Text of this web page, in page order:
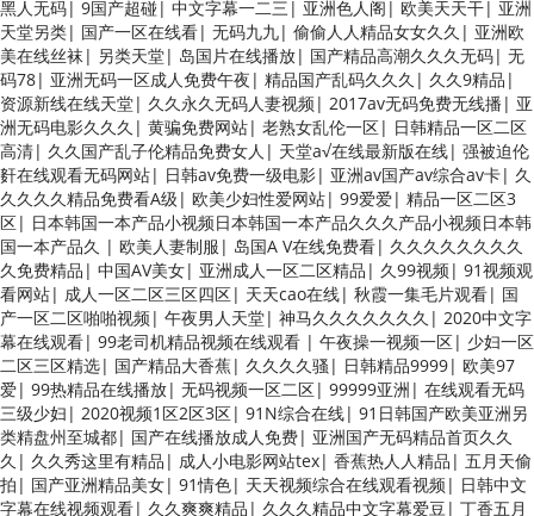
新 亚洲一级欧美 大香蕉天天更新视频 国产性生活视频免费看 三级片AA
久久久久免费看 国产传媒精品视频91 一级黄片精品在线精彩视频 香蕉黄
色片网站 国产精品草逼 欧美成人黄色的毛片 免费看国庆黄片 亚洲韩日
一区91 91精品偷窥一区二区 大香蕉手机视频免费线 亚洲无码国产乱码
精品95 91麻豆强暴精品在线 91AV一区在线 日韩欧美视屏中文版 欧美情
色一区=区 亚洲精品久久国产精品37P 亚洲少妇上 中文字幕日韩黄色影
片 人妻福利日韩
黑人无码| 9国产超碰| 中文字幕一二三 | 亚洲色人阁 | 欧美天天干| 亚洲
天堂另类| 国产一区在线看| 无码九九| 偷偷人人精品女女久久 | 亚洲欧
美在线丝袜| 另类天堂| 岛国片在线播放| 国产精品高潮久久久无码| 无
码78| 亚洲无码一区成人免费午夜 | 精品国产乱码久久久 | 久久9精品 |
资源新线在线天堂| 久久永久无码人妻视频| 2017av无码免费无线播 | 亚
洲无码电影久久久 | 黄骗免费网站| 老熟女乱伦一区| 日韩精品一区二区
高清| 久久国产乱子伦精品免费女人 | 天堂а√在线最新版在线| 强被迫伦
姧在线观看无码网站| 日韩av免费一级电影| 亚洲av国产av综合av卡| 久
久久久久精品免费看A级 | 欧美少妇性爱网站| 99爱爱| 精品一区二区3
区| 日本韩国一本产品小视频日本韩国一本产品久久久产品小视频日本韩
国一本产品久 | 欧美人妻制服 | 岛国A V在线免费看| 久久久久久久久久
久免费精品 | 中国AV美女| 亚洲成人一区二区精品 | 久99视频| 91视频观
看网站| 成人一区二区三区四区| 天天cao在线| 秋霞一集毛片观看| 国
产一区二区啪啪视频| 午夜男人天堂| 神马久久久久久久久 | 2020中文字
幕在线观看| 99老司机精品视频在线观看 | 午夜操一视频一区| 少妇一区
二区三区精选| 国产精品大香蕉| 久久久久骚 | 日韩精品9999| 欧美97
爱| 99热精品在线播放| 无码视频一区二区| 99999亚洲 | 在线观看无码
三级少妇 | 2020视频1区2区3区| 91N综合在线| 91日韩国产欧美亚洲另
类精盘州至城都| 国产在线播放成人免费| 亚洲国产无码精品首页久久
久 | 久久秀这里有精品 | 成人小电影网站tex| 香蕉热人人精品 | 五月天偷
拍 | 国产亚洲精品美女| 91情色| 天天视频综合在线观看视频| 日韩中文
字幕在线视频观看| 久久爽爽精品 | 久久久精品中文字幕爱豆| 丁香五月